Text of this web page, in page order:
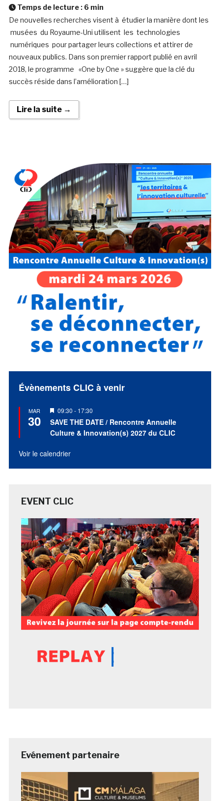
Temps de lecture : 6 min
De nouvelles recherches visent à étudier la manière dont les
musées du Royaume-Uni utilisent les technologies
numériques pour partager leurs collections et attirer de
nouveaux publics. Dans son premier rapport publié en avril
2018, le programme «One by One » suggère que la clé du
succès réside dans l’amélioration […]
Lire la suite →
Évènements CLIC à venir
MAR
30
Mis
en
avant
09:30 - 17:30
SAVE THE DATE / Rencontre Annuelle
Culture & Innovation(s) 2027 du CLIC
Voir le calendrier
EVENT CLIC
Evénement partenaire